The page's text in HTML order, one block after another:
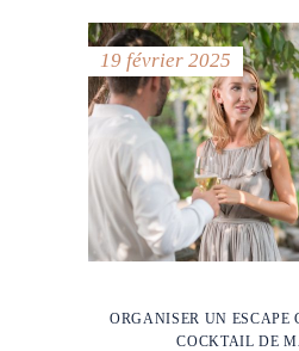
19 février 2025
ORGANISER UN ESCAPE
COCKTAIL DE